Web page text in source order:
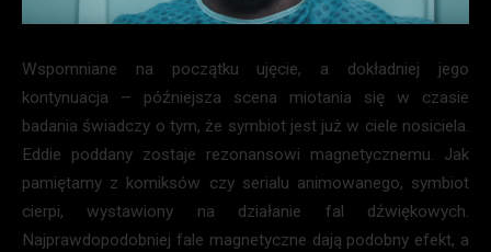
Wspomniane na początku ujęcie, a dokładniej jego
kontynuacja – późniejsza scena miotania się w czasie
badania świadczy o tym, że symbiot jest już w ciele nosiciela.
Eddie poddany zostaje rezonansowi magnetycznemu. Jak
pamiętamy z komiksów czy serialu animowanego, symbiot
cierpi, wystawiony na działanie fal dźwiękowych.
Najprawdopodobniej fale magnetyczne dają podobny efekt, a